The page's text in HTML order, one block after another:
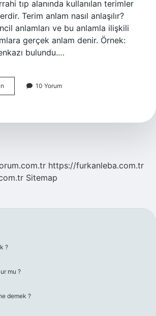
tıp alanında kullanılan terimler
Terim anlam nasıl anlaşılır?
anlamları ve bu anlamla ilişkili
gerçek anlam denir. Örnek:
bulundu.…
Anlam
Örnek
10 Yorum
https://furkanleba.com.tr
Sitemap
?
mu ?
demek ?